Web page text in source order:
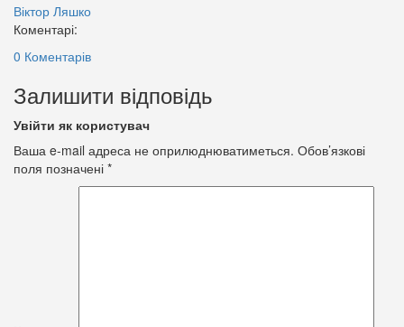
Віктор Ляшко
Коментарі:
0 Коментарів
Залишити відповідь
Увійти як користувач
Ваша e-mail адреса не оприлюднюватиметься. Обов’язкові
поля позначені *